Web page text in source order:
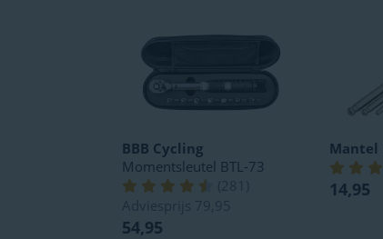
BBB Cycling
Momentsleutel BTL-73
( 281
Adviesprijs 79,95
54,95
Mantel
14,95